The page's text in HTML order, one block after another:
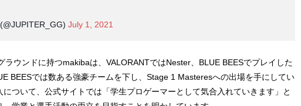
July 1, 2021
ラウンドに持つmakibaは、VALORANTではNester、BLUE BEESでプレイした
BEESでは数ある強豪チームを下し、Stage 1 Masteresへの出場を手にしてい
について、公式サイトでは「学生プロゲーマーとして気合入れていきます」と